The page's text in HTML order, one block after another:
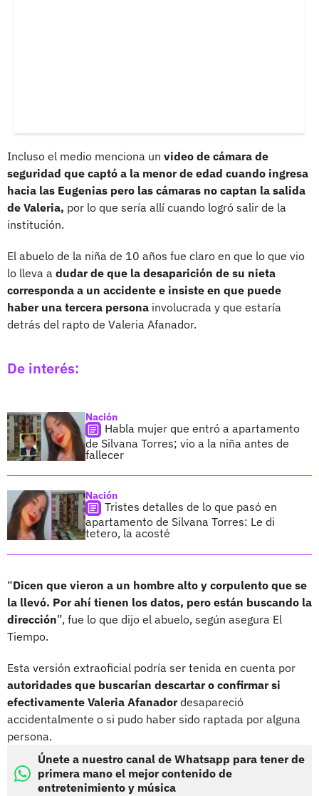
Incluso el medio menciona un video de cámara de
seguridad que captó a la menor de edad cuando ingresa
hacia las Eugenias pero las cámaras no captan la salida
de Valeria, por lo que sería allí cuando logró salir de la
institución.
El abuelo de la niña de 10 años fue claro en que lo que vio
lo lleva a dudar de que la desaparición de su nieta
corresponda a un accidente e insiste en que puede
haber una tercera persona involucrada y que estaría
detrás del rapto de Valeria Afanador.
De interés:
Nación
Habla mujer que entró a apartamento
de Silvana Torres; vio a la niña antes de
fallecer
Nación
Tristes detalles de lo que pasó en
apartamento de Silvana Torres: Le di
tetero, la acosté
“Dicen que vieron a un hombre alto y corpulento que se
la llevó. Por ahí tienen los datos, pero están buscando la
dirección”, fue lo que dijo el abuelo, según asegura El
Tiempo.
Esta versión extraoficial podría ser tenida en cuenta por
autoridades que buscarían descartar o confirmar si
efectivamente Valeria Afanadordesapareció
accidentalmente o si pudo haber sido raptada por alguna
persona.
Únete a nuestro canal de Whatsapp para tener de
primera mano el mejor contenido de
entretenimiento y música